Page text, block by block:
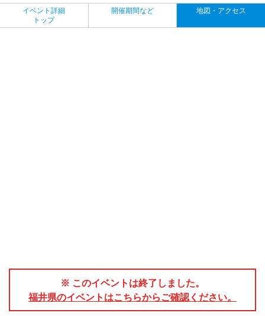
イベント詳細
トップ
開催期間など 地図・アクセス
※ このイベントは終了しました。
福井県のイベントはこちらからご確認ください。